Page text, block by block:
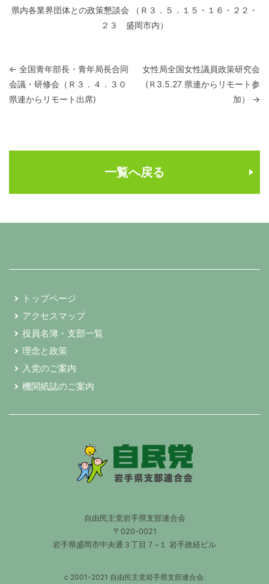
県内各業界団体との政策懇談会 （Ｒ３．５．１５・１６・２２・
２３ 盛岡市内）
投稿ナビゲーション
← 全国青年部長・青年局長合同
会議・研修会（Ｒ３．４．３０
県連からリモート出席)
女性局全国女性議員政策研究会
(Ｒ3.5.27 県連からリモート参
加） →
一覧へ戻る
トップページ
アクセスマップ
役員名簿・支部一覧
理念と政策
入党のご案内
機関紙誌のご案内
自由民主党岩手県支部連合会
〒020-0021
岩手県盛岡市中央通３丁目７−１ 岩手政経ビル
c 2001-2021 自由民主党岩手県支部連合会.